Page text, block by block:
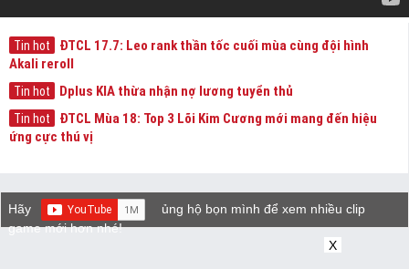
Tin hot
ĐTCL 17.7: Leo rank thần tốc cuối mùa cùng đội hình
Akali reroll
Tin hot Dplus KIA thừa nhận nợ lương tuyển thủ
Tin hot
ĐTCL Mùa 18: Top 3 Lõi Kim Cương mới mang đến hiệu
ứng cực thú vị
Hãy
ủng hộ bọn mình để xem nhiều clip
game mới hơn nhé!
X